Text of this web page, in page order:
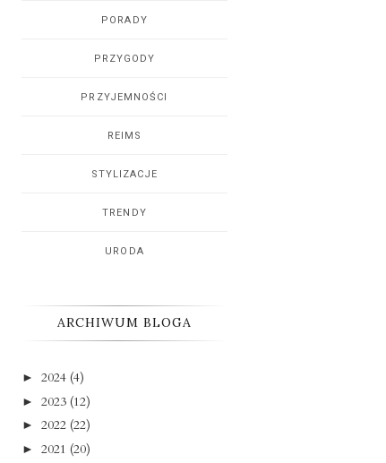
PORADY
PRZYGODY
PRZYJEMNOŚCI
REIMS
STYLIZACJE
TRENDY
URODA
ARCHIWUM BLOGA
► 2024 (4)
► 2023 (12)
► 2022 (22)
► 2021 (20)